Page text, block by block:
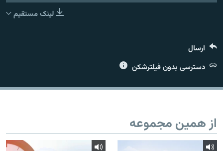
لینک مستقیم
ارسال
دسترسی بدون فیلترشکن
از همین مجموعه